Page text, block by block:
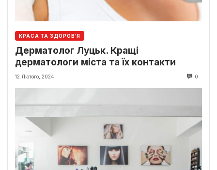
КРАСА ТА ЗДОРОВ'Я
Дерматолог Луцьк. Кращі
дерматологи міста та їх контакти
12 Лютого, 2024 0